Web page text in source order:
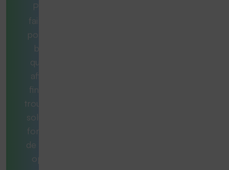
Pour ce
faire, nous
posons les
bonnes
questions
afin qu'au
final, vous
trouviez une
solution qui
fonctionne
de manière
optimale